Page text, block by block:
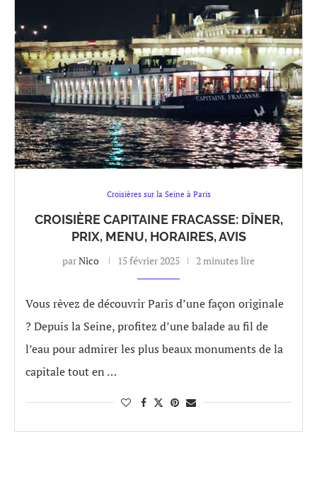
Croisières sur la Seine à Paris
CROISIÈRE CAPITAINE FRACASSE: DÎNER,
PRIX, MENU, HORAIRES, AVIS
parNico 15 février 2025 2 minutes lire
Vous rêvez de découvrir Paris d’une façon originale
? Depuis la Seine, profitez d’une balade au fil de
l’eau pour admirer les plus beaux monuments de la
capitale tout en …